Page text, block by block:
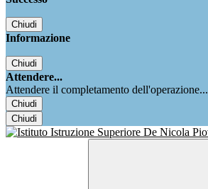
Chiudi
Informazione
Chiudi
Attendere...
Attendere il completamento dell'operazione...
Chiudi
Chiudi